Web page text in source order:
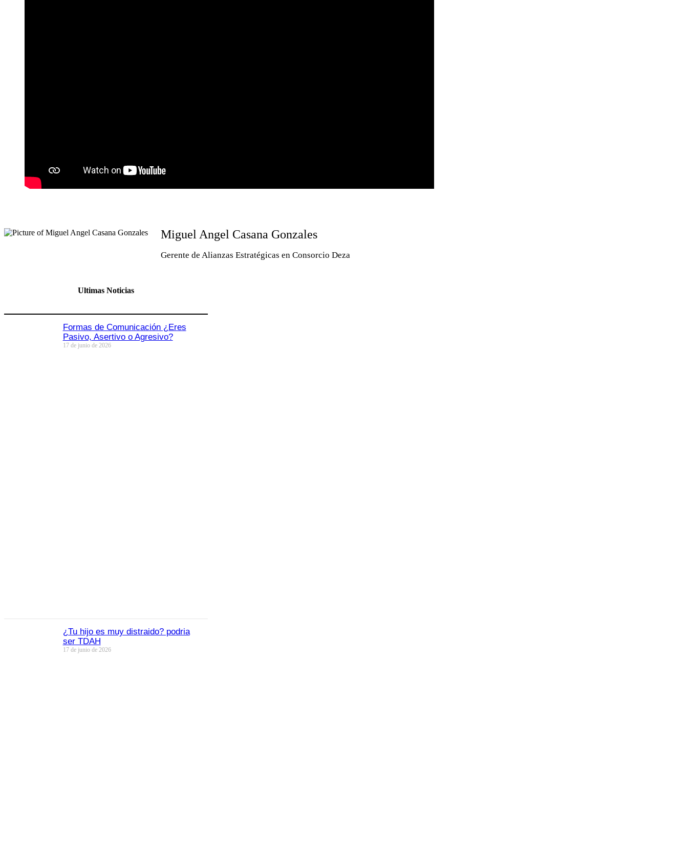
Miguel Angel Casana Gonzales
Gerente de Alianzas Estratégicas en Consorcio Deza
Ultimas Noticias
Formas de Comunicación ¿Eres
Pasivo, Asertivo o Agresivo?
17 de junio de 2026
¿Tu hijo es muy distraido? podria
ser TDAH
17 de junio de 2026